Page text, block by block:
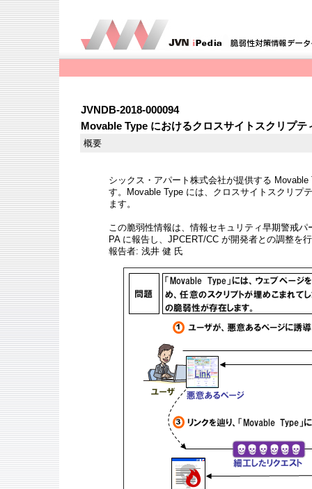
JVNDB-2018-000094
Movable Type におけるクロスサイトスクリプテ
概要
シックス・アパート株式会社が提供する
す。Movable Type には、クロスサイトスクリプ
ます。
この脆弱性情報は、情報セキュリティ早期警戒
PA に報告し、JPCERT/CC が開発者との調整を
報告者: 浅井 健 氏